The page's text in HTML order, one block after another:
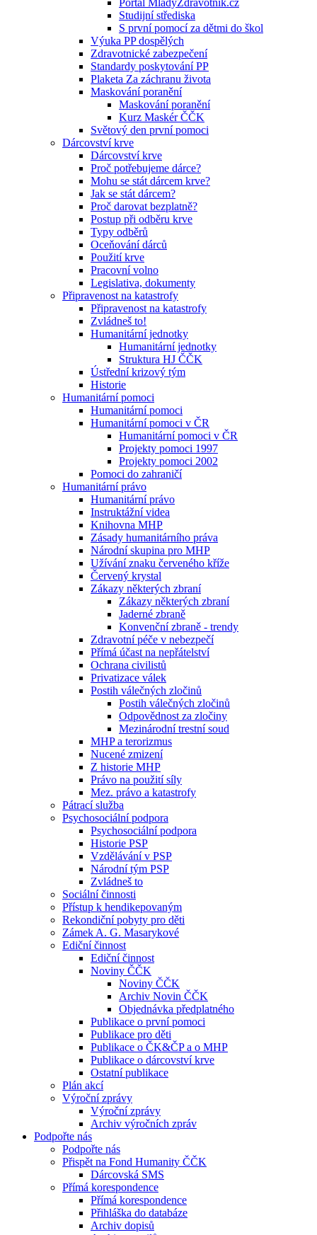
Portál MladyZdravotnik.cz
Studijní střediska
S první pomocí za dětmi do škol
Výuka PP dospělých
Zdravotnické zabezpečení
Standardy poskytování PP
Plaketa Za záchranu života
Maskování poranění
Maskování poranění
Kurz Maskér ČČK
Světový den první pomoci
Dárcovství krve
Dárcovství krve
Proč potřebujeme dárce?
Mohu se stát dárcem krve?
Jak se stát dárcem?
Proč darovat bezplatně?
Postup při odběru krve
Typy odběrů
Oceňování dárců
Použití krve
Pracovní volno
Legislativa, dokumenty
Připravenost na katastrofy
Připravenost na katastrofy
Zvládneš to!
Humanitární jednotky
Humanitární jednotky
Struktura HJ ČČK
Ústřední krizový tým
Historie
Humanitární pomoci
Humanitární pomoci
Humanitární pomoci v ČR
Humanitární pomoci v ČR
Projekty pomoci 1997
Projekty pomoci 2002
Pomoci do zahraničí
Humanitární právo
Humanitární právo
Instruktážní videa
Knihovna MHP
Zásady humanitárního práva
Národní skupina pro MHP
Užívání znaku červeného kříže
Červený krystal
Zákazy některých zbraní
Zákazy některých zbraní
Jaderné zbraně
Konvenční zbraně - trendy
Zdravotní péče v nebezpečí
Přímá účast na nepřátelství
Ochrana civilistů
Privatizace válek
Postih válečných zločinů
Postih válečných zločinů
Odpovědnost za zločiny
Mezinárodní trestní soud
MHP a terorizmus
Nucené zmizení
Z historie MHP
Právo na použití síly
Mez. právo a katastrofy
Pátrací služba
Psychosociální podpora
Psychosociální podpora
Historie PSP
Vzdělávání v PSP
Národní tým PSP
Zvládneš to
Sociální činnosti
Přístup k hendikepovaným
Rekondiční pobyty pro děti
Zámek A. G. Masarykové
Ediční činnost
Ediční činnost
Noviny ČČK
Noviny ČČK
Archiv Novin ČČK
Objednávka předplatného
Publikace o první pomoci
Publikace pro děti
Publikace o ČK&ČP a o MHP
Publikace o dárcovství krve
Ostatní publikace
Plán akcí
Výroční zprávy
Výroční zprávy
Archiv výročních zpráv
Podpořte nás
Podpořte nás
Přispět na Fond Humanity ČČK
Dárcovská SMS
Přímá korespondence
Přímá korespondence
Přihláška do databáze
Archiv dopisů